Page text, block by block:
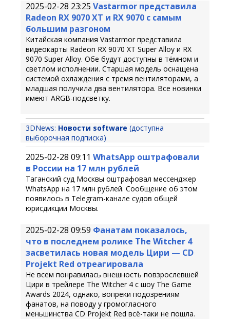
2025-02-28 23:25 Vastarmor представила
Radeon RX 9070 XT и RX 9070 с самым
большим разгоном
Китайская компания Vastarmor представила
видеокарты Radeon RX 9070 XT Super Alloy и RX
9070 Super Alloy. Обе будут доступны в тёмном и
светлом исполнении. Старшая модель оснащена
системой охлаждения с тремя вентиляторами, а
младшая получила два вентилятора. Все новинки
имеют ARGB-подсветку.
3DNews: Новости software (доступна
выборочная подписка)
2025-02-28 09:11 WhatsApp оштрафовали
в России на 17 млн рублей
Таганский суд Москвы оштрафовал мессенджер
WhatsApp на 17 млн рублей. Сообщение об этом
появилось в Telegram-канале судов общей
юрисдикции Москвы.
2025-02-28 09:59 Фанатам показалось,
что в последнем ролике The Witcher 4
засветилась новая модель Цири — CD
Projekt Red отреагировала
Не всем понравилась внешность повзрослевшей
Цири в трейлере The Witcher 4 с шоу The Game
Awards 2024, однако, вопреки подозрениям
фанатов, на поводу у громогласного
меньшинства CD Projekt Red всё-таки не пошла.